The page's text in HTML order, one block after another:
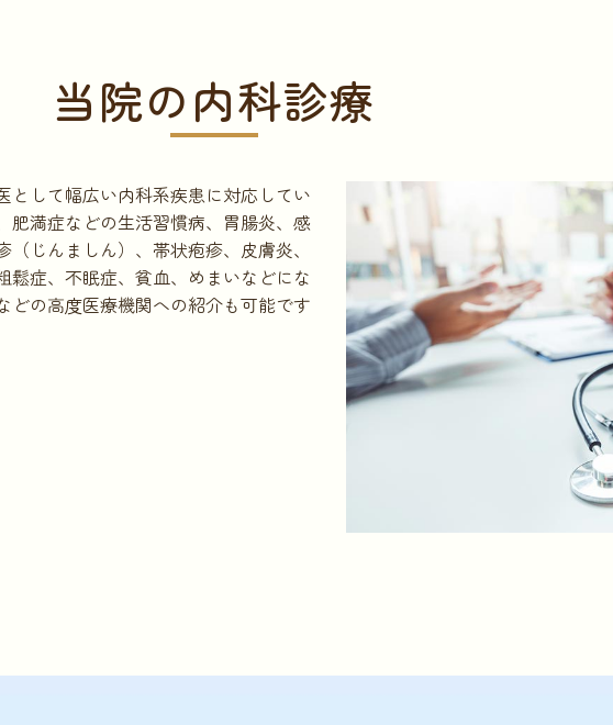
当院の内科診療
として幅広い内科系疾患に対応してい
肥満症などの生活習慣病、胃腸炎、感
じんましん）、帯状疱疹、皮膚炎、
鬆症、不眠症、貧血、めまいなどにな
どの高度医療機関への紹介も可能です